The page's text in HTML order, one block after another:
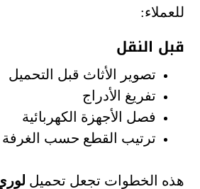
للعملاء:
قبل النقل
تصوير الأثاث قبل التحميل
تفريغ الأدراج
فصل الأجهزة الكهربائية
ترتيب القطع حسب الغرفة
هذه الخطوات تجعل تحميل